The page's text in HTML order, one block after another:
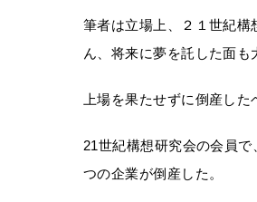
筆者は立場上、２１世紀構
ん、将来に夢を託した面も
上場を果たせずに倒産し
21世紀構想研究会の会員
つの企業が倒産した。